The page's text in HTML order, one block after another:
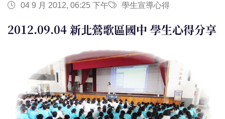
04 9 月 2012, 06:25 下午 學生宣導心得
2012.09.04 新北鶯歌區國中 學生心得分享